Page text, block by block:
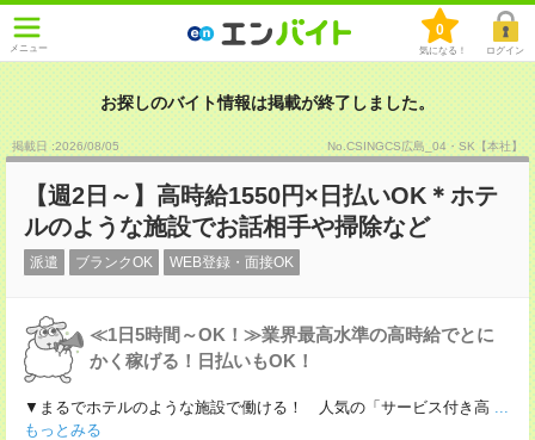
メニュー
0
気になる！ ログイン
お探しのバイト情報は掲載が終了しました。
掲載日 :2026/08/05 No.CSINGCS広島_04・SK【本社】
【週2日～】高時給1550円×日払いOK＊ホテ
ルのような施設でお話相手や掃除など
派遣 ブランクOK WEB登録・面接OK
≪1日5時間～OK！≫業界最高水準の高時給でとに
かく稼げる！日払いもOK！
▼まるでホテルのような施設で働ける！ 人気の「サービス付き高 ...
もっとみる